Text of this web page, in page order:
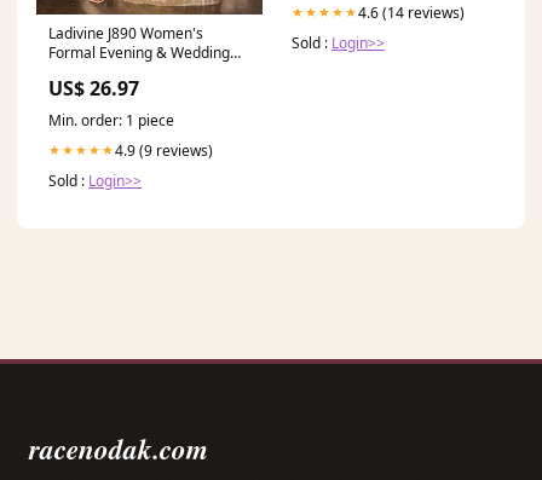
Ladivine J890 Women's
Formal Evening & Wedding
US$ 26.97
Min. order: 1 piece
★★★★★4.9 (9 reviews)
Sold : Login>>
★★★★★4.6 (14 reviews)
Sold : Login>>
racenodak.com